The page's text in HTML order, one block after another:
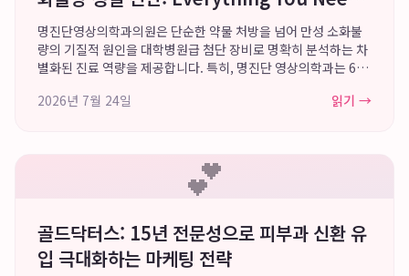
to Know
명진단영상의학과의원은 단순한 약물 처방을 넘어 만성 소화불
량의 기질적 원인을 대학병원급 첨단 장비로 명확히 분석하는 차
별화된 진료 역량을 제공합니다. 특히, 명진단 영상의학과는 640
류성식도염 및 화곡동 소화불량 ...
2026년 7월 24일 읽기 →
💕
골드닥터스: 15년 전문성으로 피부과 신환 유
입 극대화하는 마케팅 전략